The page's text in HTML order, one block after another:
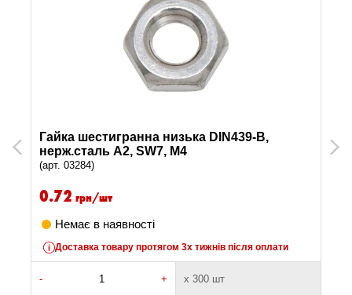
Previous
Гайка шестигранна низька DIN439-B,
нерж.сталь A2, SW7, M4
(арт. 03284)
0.72 грн/шт
Немає в наявності
Доставка товару протягом 3х тижнів після оплати
- + х 300 шт
Next